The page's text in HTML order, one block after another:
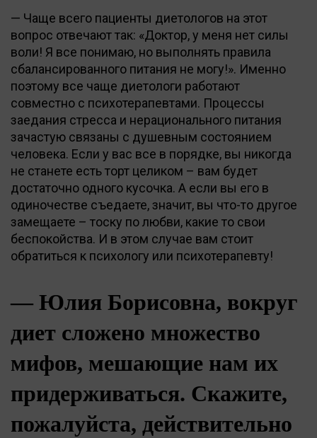
— Чаще всего пациенты диетологов на этот
вопрос отвечают так: «Доктор, у меня нет силы
воли! Я все понимаю, но выполнять правила
сбалансированного питания не могу!». Именно
поэтому все чаще диетологи работают
совместно с психотерапевтами. Процессы
заедания стресса и нерационального питания
зачастую связаны с душевным состоянием
человека. Если у вас все в порядке, вы никогда
не станете есть торт целиком – вам будет
достаточно одного кусочка. А если вы его в
одиночестве съедаете, значит, вы что-то другое
замещаете – тоску по любви, какие то свои
беспокойства. И в этом случае вам стоит
обратиться к психологу или психотерапевту!
— Юлия Борисовна, вокруг
диет сложено множество
мифов, мешающие нам их
придерживаться. Скажите,
пожалуйста, действительно